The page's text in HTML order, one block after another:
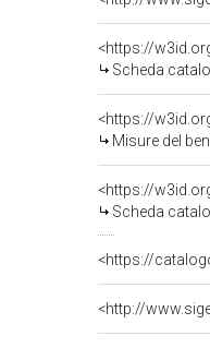
<https://
Scheda
<https://
Misure del
<https://
Scheda
<https://